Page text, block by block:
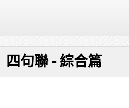
四句聯 - 綜合篇